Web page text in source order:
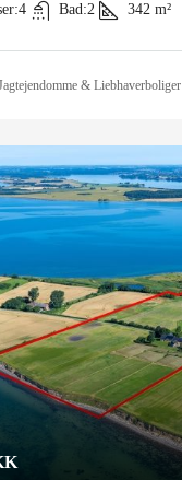
4 Bad:2 342 m²
& Liebhaverboliger